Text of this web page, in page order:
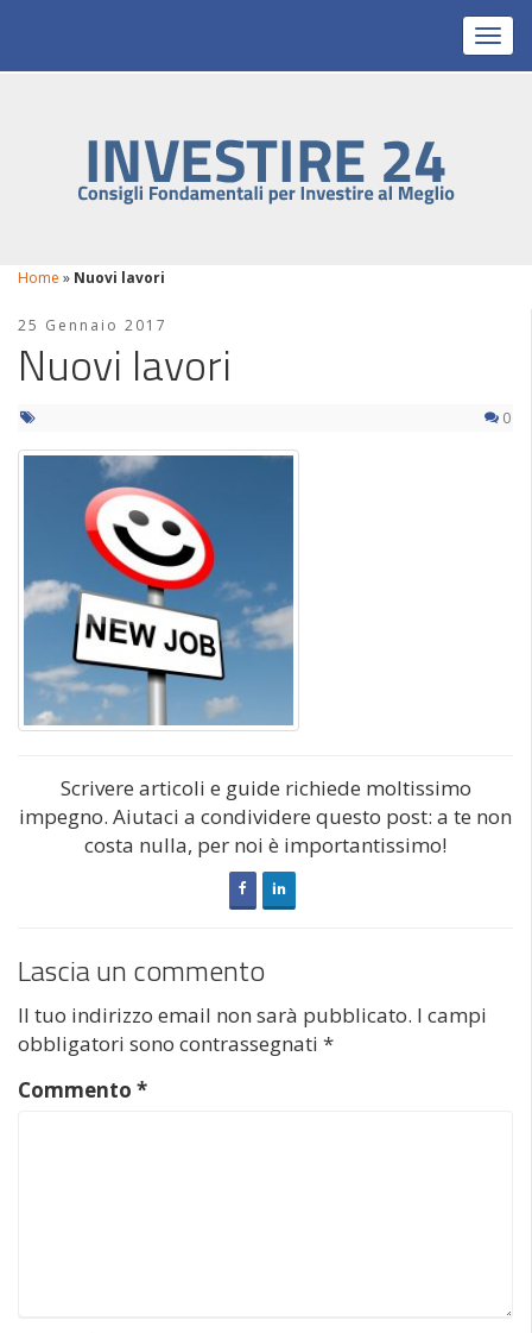
Home » Nuovi lavori
25 Gennaio 2017
Nuovi lavori
0
Scrivere articoli e guide richiede moltissimo
impegno. Aiutaci a condividere questo post: a te non
costa nulla, per noi è importantissimo!
Lascia un commento
Il tuo indirizzo email non sarà pubblicato. I campi
obbligatori sono contrassegnati *
Commento *